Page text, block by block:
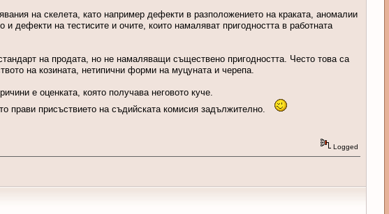
на скелета, като например дефекти в разположението на краката, аномалии
дефекти на тестисите и очите, които намаляват пригодността в работната
на продата, но не намаляващи съществено пригодността. Често това са
на козината, нетипични форми на муцуната и черепа.
е оценката, която получава неговото куче.
прави присъствието на съдийската комисия задължително.
Logged